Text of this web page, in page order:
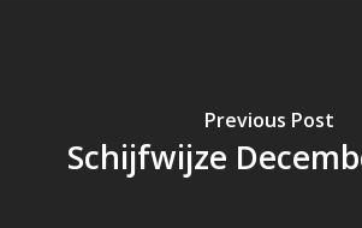
Previous Post
Schijfwijze